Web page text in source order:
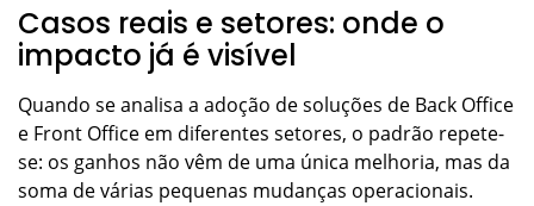
Casos reais e setores: onde o
impacto já é visível
Quando se analisa a adoção de soluções de Back Office
e Front Office em diferentes setores, o padrão repete-
se: os ganhos não vêm de uma única melhoria, mas da
soma de várias pequenas mudanças operacionais.